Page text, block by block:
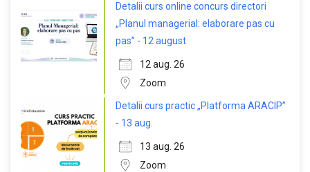
Detalii curs online concurs directori
„Planul managerial: elaborare pas cu
pas” - 12 august
12 aug. 26
Zoom
Detalii curs practic „Platforma ARACIP”
- 13 aug.
13 aug. 26
Zoom